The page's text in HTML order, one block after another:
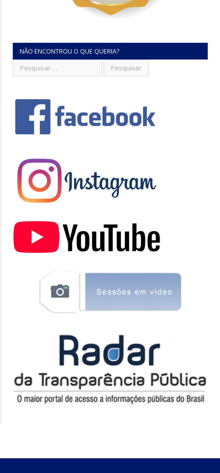
NÃO ENCONTROU O QUE QUERIA?